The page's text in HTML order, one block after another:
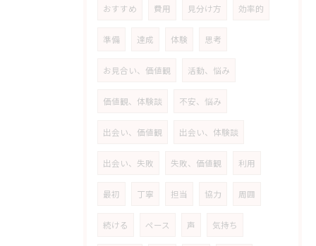
おすすめ 費用 見分け方 効率的
準備 達成 体験 思考
お見合い、価値観 活動、悩み
価値観、体験談 不安、悩み
出会い、価値観 出会い、体験談
出会い、失敗 失敗、価値観 利用
最初 丁寧 担当 協力 周囲
続ける ペース 声 気持ち